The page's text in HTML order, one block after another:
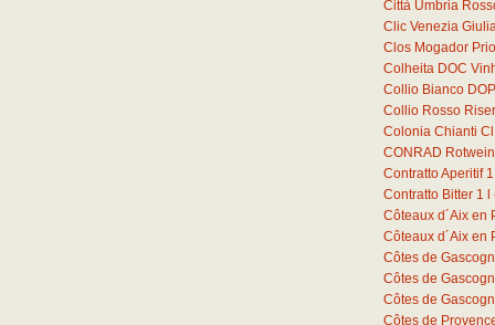
Città Umbria
Clic Venezia
Clos Mogador
Colheita DOC
Collio Bianco
Collio Rosso
Colonia Chianti
CONRAD
Contratto Aperitif 1
Contratto Bitter 1
Côteaux d´Aix en
Côteaux d´Aix en
Côtes de
Côtes de
Côtes de
Côtes de